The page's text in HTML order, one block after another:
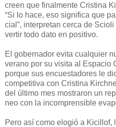
creen que fi­nal­men­te Cris­ti­na
“Si lo ha­ce, eso sig­ni­fi­ca que
cial”, in­ter­pre­tan cer­ca de
ver­tir to­do da­to en po­si­ti­vo.
El go­ber­na­dor evi­ta cual­quier
ve­ra­no por su vi­si­ta al
por­que sus en­cues­ta­do­res le
com­pe­ti­ti­va con Cris­ti­na
del úl­ti­mo mes mos­tra­ron un
neo con la in­com­pren­si­ble
Pe­ro así co­mo elo­gió a Ki­ci­llof,